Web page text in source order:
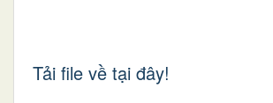
Tải file về tại đây!